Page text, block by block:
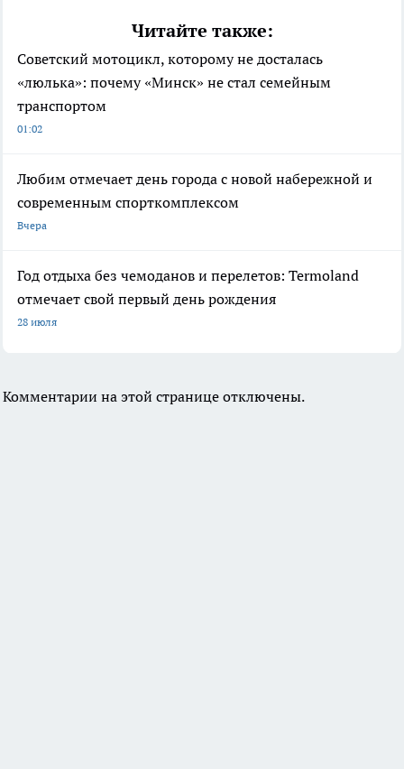
Читайте также:
Советский мотоцикл, которому не досталась
«люлька»: почему «Минск» не стал семейным
транспортом
01:02
Любим отмечает день города с новой набережной и
современным спорткомплексом
Вчера
Год отдыха без чемоданов и перелетов: Termoland
отмечает свой первый день рождения
28 июля
Комментарии на этой странице отключены.